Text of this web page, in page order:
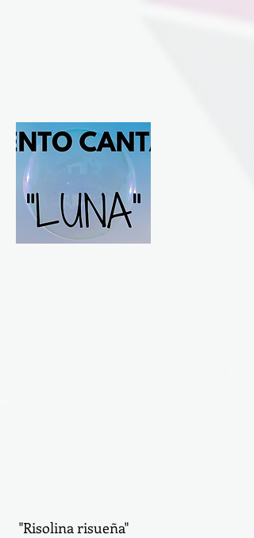
"Risolina risueña"